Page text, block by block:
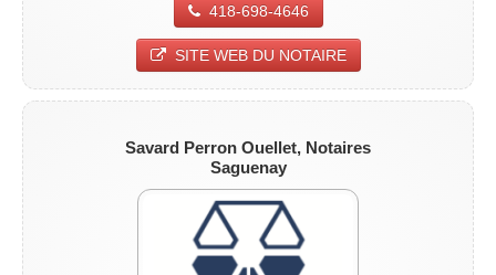
418-698-4646
SITE WEB DU NOTAIRE
Savard Perron Ouellet, Notaires
Saguenay